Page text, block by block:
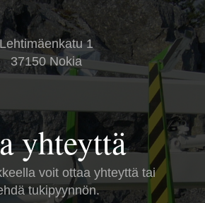
Lehtimäenkatu 1
37150 Nokia
yhteyttä
voit ottaa yhteyttä tai
tukipyynnön.